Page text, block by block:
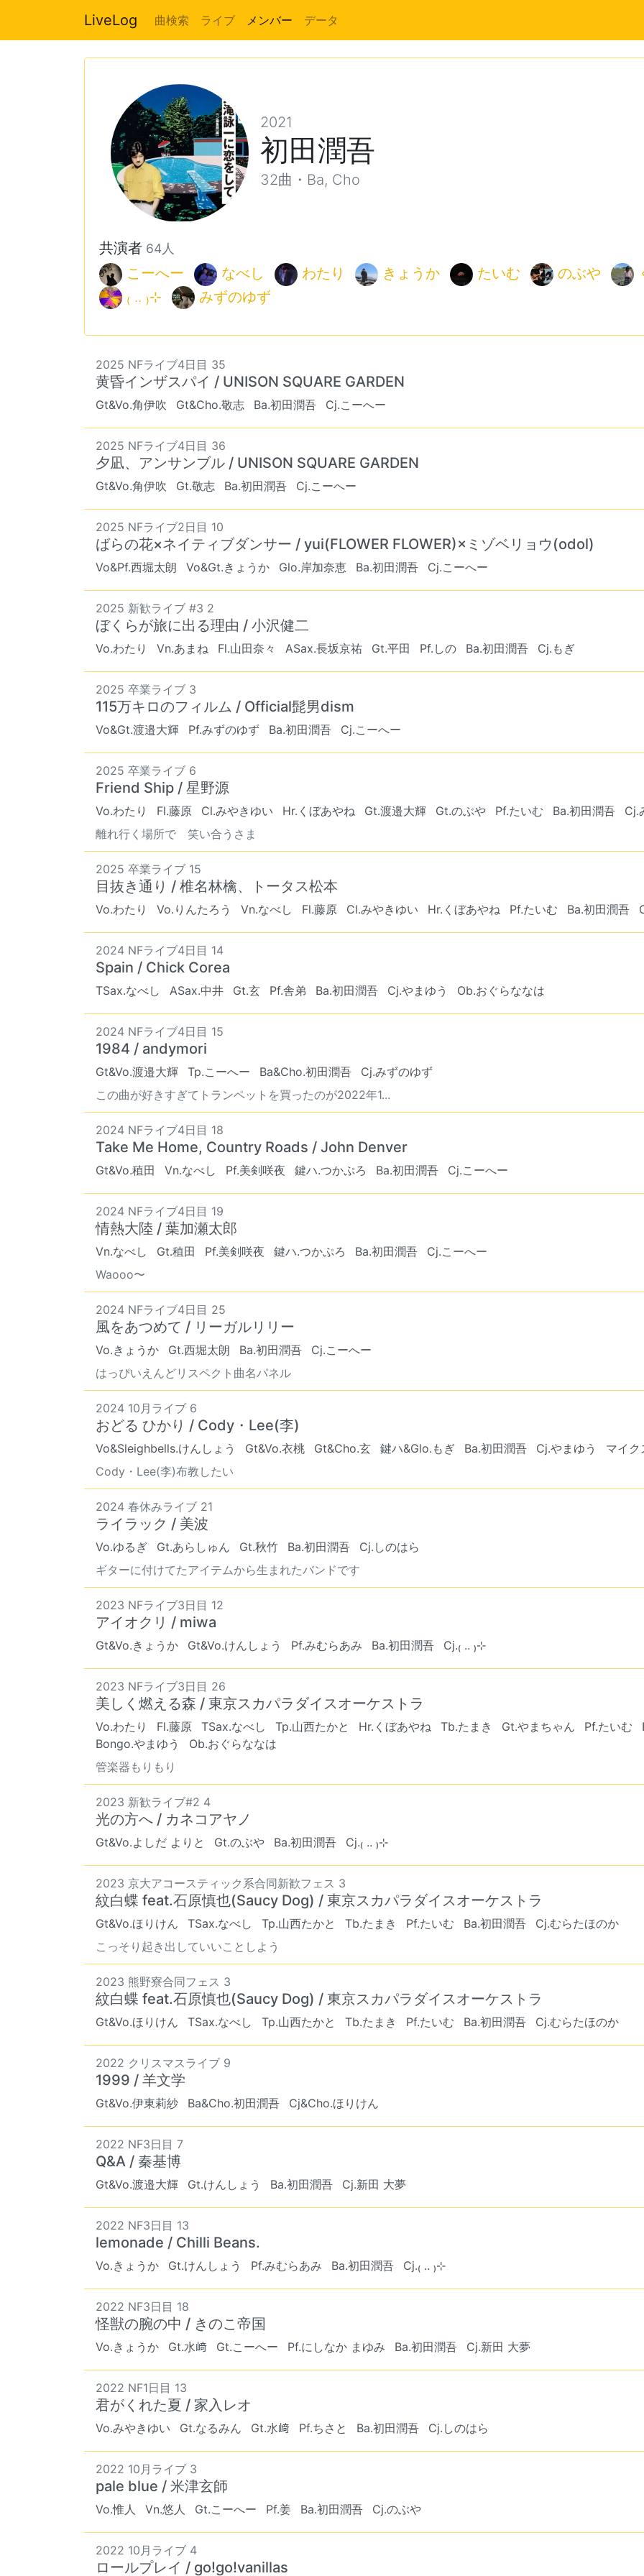
LiveLog 曲検索 ライブ メンバー データ
2021
初田潤吾
32曲・Ba, Cho
共演者 64人
こーへー なべし わたり きょうか たいむ のぶや
₍ .. ₎⊹
みずのゆず
2025 NFライブ4日目 35
黄昏インザスパイ / UNISON SQUARE GARDEN
Gt&Vo.角伊吹 Gt&Cho.敬志 Ba.初田潤吾 Cj.こーへー
2025 NFライブ4日目 36
夕凪、アンサンブル / UNISON SQUARE GARDEN
Gt&Vo.角伊吹 Gt.敬志 Ba.初田潤吾 Cj.こーへー
2025 NFライブ2日目 10
ばらの花×ネイティブダンサー / yui(FLOWER FLOWER)×ミゾベリョウ(odol)
Vo&Pf.西堀太朗 Vo&Gt.きょうか Glo.岸加奈恵 Ba.初田潤吾 Cj.こーへー
2025 新歓ライブ #3 2
ぼくらが旅に出る理由 / 小沢健二
Vo.わたり Vn.あまね Fl.山田奈々 ASax.長坂京祐 Gt.平田 Pf.しの Ba.初田潤吾 Cj.もぎ
2025 卒業ライブ 3
115万キロのフィルム / Official髭男dism
Vo&Gt.渡邉大輝 Pf.みずのゆず Ba.初田潤吾 Cj.こーへー
2025 卒業ライブ 6
Friend Ship / 星野源
Vo.わたり Fl.藤原 Cl.みやきゆい Hr.くぼあやね Gt.渡邉大輝 Gt.のぶや Pf.たいむ Ba.初田潤吾
Cj.
離れ行く場所で 笑い合うさま
2025 卒業ライブ 15
目抜き通り / 椎名林檎、トータス松本
Vo.わたり Vo.りんたろう Vn.なべし Fl.藤原 Cl.みやきゆい Hr.くぼあやね Pf.たいむ Ba.初田潤吾
2024 NFライブ4日目 14
Spain / Chick Corea
TSax.なべし ASax.中井 Gt.玄 Pf.舎弟 Ba.初田潤吾 Cj.やまゆう Ob.おぐらななは
2024 NFライブ4日目 15
1984 / andymori
Gt&Vo.渡邉大輝 Tp.こーへー Ba&Cho.初田潤吾
Cj.みずのゆず
この曲が好きすぎてトランペットを買ったのが2022年1...
2024 NFライブ4日目 18
Take Me Home, Country Roads / John Denver
Gt&Vo.稙田 Vn.なべし Pf.美剣咲夜 鍵ハ.つかぷろ Ba.初田潤吾 Cj.こーへー
2024 NFライブ4日目 19
情熱大陸 / 葉加瀬太郎
Vn.なべし Gt.稙田 Pf.美剣咲夜 鍵ハ.つかぷろ Ba.初田潤吾
Cj.こーへー
Waooo〜
2024 NFライブ4日目 25
風をあつめて / リーガルリリー
Vo.きょうか Gt.西堀太朗 Ba.初田潤吾
Cj.こーへー
はっぴいえんどリスペクト曲名パネル
2024 10月ライブ 6
おどる ひかり / Cody・Lee(李)
Vo&Sleighbells.けんしょう Gt&Vo.衣桃 Gt&Cho.玄 鍵ハ&Glo.もぎ Ba.初田潤吾 Cj.やまゆう
マイク
Cody・Lee(李)布教したい
2024 春休みライブ 21
ライラック / 美波
Vo.ゆるぎ Gt.あらしゅん Gt.秋竹 Ba.初田潤吾
Cj.しのはら
ギターに付けてたアイテムから生まれたバンドです
2023 NFライブ3日目 12
アイオクリ / miwa
Gt&Vo.きょうか Gt&Vo.けんしょう Pf.みむらあみ Ba.初田潤吾 Cj.₍ .. ₎⊹
2023 NFライブ3日目 26
美しく燃える森 / 東京スカパラダイスオーケストラ
Vo.わたり Fl.藤原 TSax.なべし Tp.山西たかと Hr.くぼあやね Tb.たまき Gt.やまちゃん Pf.たいむ
Bongo.やまゆう
Ob.おぐらななは
管楽器もりもり
2023 新歓ライブ#2 4
光の方へ / カネコアヤノ
Gt&Vo.よしだ よりと Gt.のぶや Ba.初田潤吾 Cj.₍ .. ₎⊹
2023 京大アコースティック系合同新歓フェス 3
紋白蝶 feat.石原慎也(Saucy Dog) / 東京スカパラダイスオーケストラ
Gt&Vo.ほりけん TSax.なべし Tp.山西たかと Tb.たまき Pf.たいむ Ba.初田潤吾
Cj.むらたほのか
こっそり起き出していいことしよう
2023 熊野寮合同フェス 3
紋白蝶 feat.石原慎也(Saucy Dog) / 東京スカパラダイスオーケストラ
Gt&Vo.ほりけん TSax.なべし Tp.山西たかと Tb.たまき Pf.たいむ Ba.初田潤吾 Cj.むらたほのか
2022 クリスマスライブ 9
1999 / 羊文学
Gt&Vo.伊東莉紗 Ba&Cho.初田潤吾 Cj&Cho.ほりけん
2022 NF3日目 7
Q&A / 秦基博
Gt&Vo.渡邉大輝 Gt.けんしょう Ba.初田潤吾 Cj.新田 大夢
2022 NF3日目 13
lemonade / Chilli Beans.
Vo.きょうか Gt.けんしょう Pf.みむらあみ Ba.初田潤吾 Cj.₍ .. ₎⊹
2022 NF3日目 18
怪獣の腕の中 / きのこ帝国
Vo.きょうか Gt.水﨑 Gt.こーへー Pf.にしなか まゆみ Ba.初田潤吾 Cj.新田 大夢
2022 NF1日目 13
君がくれた夏 / 家入レオ
Vo.みやきゆい Gt.なるみん Gt.水﨑 Pf.ちさと Ba.初田潤吾 Cj.しのはら
2022 10月ライブ 3
pale blue / 米津玄師
Vo.惟人 Vn.悠人 Gt.こーへー Pf.姜 Ba.初田潤吾 Cj.のぶや
2022 10月ライブ 4
ロールプレイ / go!go!vanillas